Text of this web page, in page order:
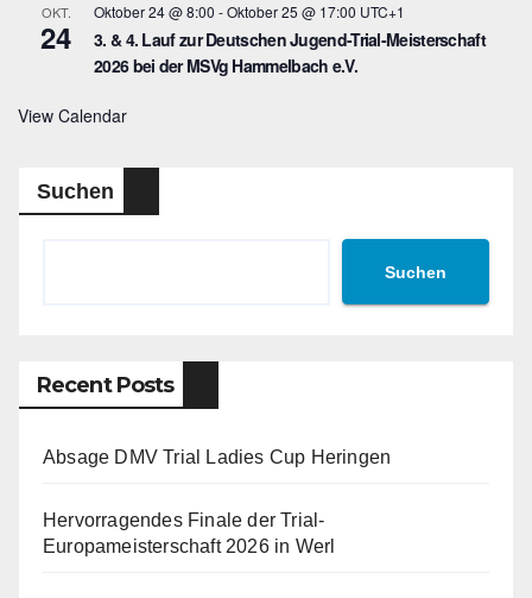
OKT.
24
Oktober 24 @ 8:00 -Oktober 25 @ 17:00 UTC+1
3. & 4. Lauf zur Deutschen Jugend-Trial-Meisterschaft
2026 bei der MSVg Hammelbach e.V.
View Calendar
Suchen
Suchen
Recent Posts
Absage DMV Trial Ladies Cup Heringen
Hervorragendes Finale der Trial-
Europameisterschaft 2026 in Werl